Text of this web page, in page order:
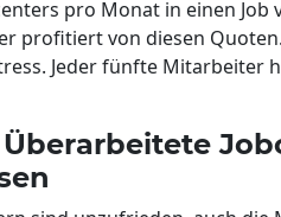
pro Monat in einen Job
profitiert von diesen
Jeder fünfte Mitarbeiter